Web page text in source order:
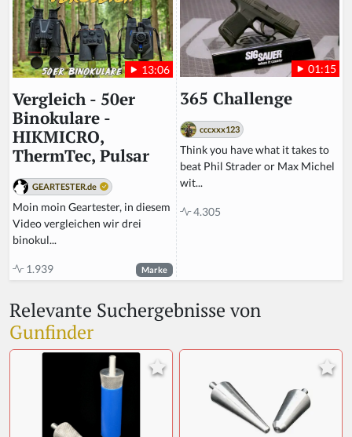
13:06
Vergleich - 50er
Binokulare -
HIKMICRO,
ThermTec, Pulsar
GEARTESTER.de
Moin moin Geartester, in diesem
Video vergleichen wir drei
binokul...
1.939 Marke
01:15
365 Challenge
cccxxx123
Think you have what it takes to
beat Phil Strader or Max Michel
wit...
4.305
Relevante Suchergebnisse von
Gunfinder